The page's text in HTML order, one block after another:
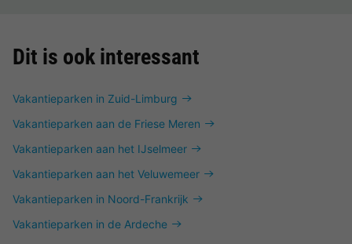
Dit is ook interessant
Vakantieparken in Zuid-Limburg
Vakantieparken aan de Friese Meren
Vakantieparken aan het IJselmeer
Vakantieparken aan het Veluwemeer
Vakantieparken in Noord-Frankrijk
Vakantieparken in de Ardeche